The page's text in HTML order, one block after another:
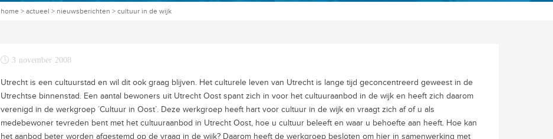
home > actueel > nieuwsberichten > cultuur in de wijk
3 november 2008
Utrecht is een cultuurstad en wil dit ook graag blijven. Het culturele leven van Utrecht is lange tijd geconcentreerd geweest in de
Utrechtse binnenstad. Een aantal bewoners uit Utrecht Oost spant zich in voor het cultuuraanbod in de wijk en heeft zich daarom
verenigd in de werkgroep ´Cultuur in Oost`. Deze werkgroep heeft hart voor cultuur in de wijk en vraagt zich af of u als
medebewoner tevreden bent met het cultuuraanbod in Utrecht Oost, hoe u cultuur beleeft en waar u behoefte aan heeft. Hoe kan
het aanbod beter worden afgestemd op de vraag in de wijk? Daarom heeft de werkgroep besloten om hier in samenwerking met